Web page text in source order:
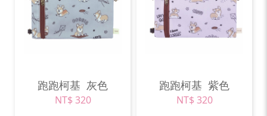
跑跑柯基 灰色
NT$ 320
跑跑柯基 紫色
NT$ 320